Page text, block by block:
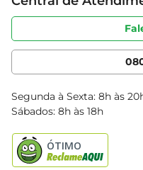
Sobre privacidade
Portal do fornecedor
Cencosud Media
Produtos Bretas
Código de ética
Serviços
Clube Bretas
Blog Bretas
Black Friday
Segunda à Sexta: 8h às
Sábados: 8h às 18h